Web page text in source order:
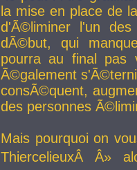
la mise en place de
d'Ã©liminer l'un
dÃ©but, qui
pourra au final pas
Ã©galement
consÃ©quent,
des personnes
Mais pourquoi on
ThiercelieuxÂ Â»